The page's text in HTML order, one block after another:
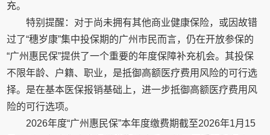
充。
特别提醒：对于尚未拥有其他商业健康保险，或因故错
过了“穗岁康”集中投保期的广州市民而言，仍在开放参保的
“广州惠民保”提供了一个重要的年度保障补充机会。其投保
不限年龄、户籍、职业，是抵御高额医疗费用风险的可行选
择。是在基本医保报销基础上，进一步抵御高额医疗费用风
险的可行选项。
2026年度“广州惠民保”本年度缴费期截至2026年1月15